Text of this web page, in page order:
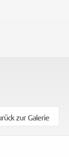
zur Galerie